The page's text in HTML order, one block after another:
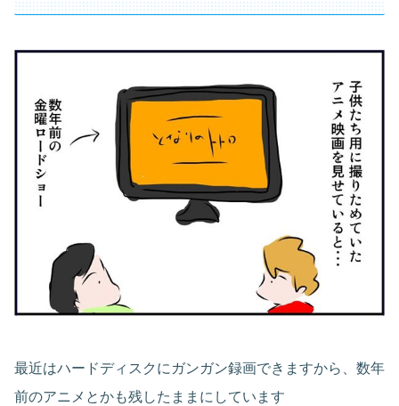
最近はハードディスクにガンガン録画できますから、数年
前のアニメとかも残したままにしています